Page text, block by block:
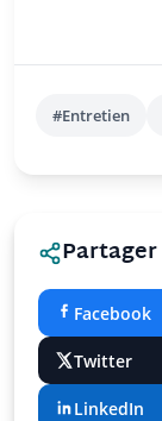
#Entretien
Partager
Facebook
Twitter
LinkedIn